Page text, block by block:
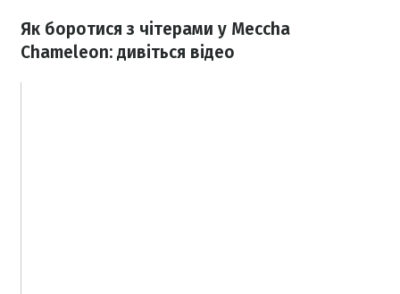
Як боротися з чітерами у Meccha
Chameleon: дивіться відео